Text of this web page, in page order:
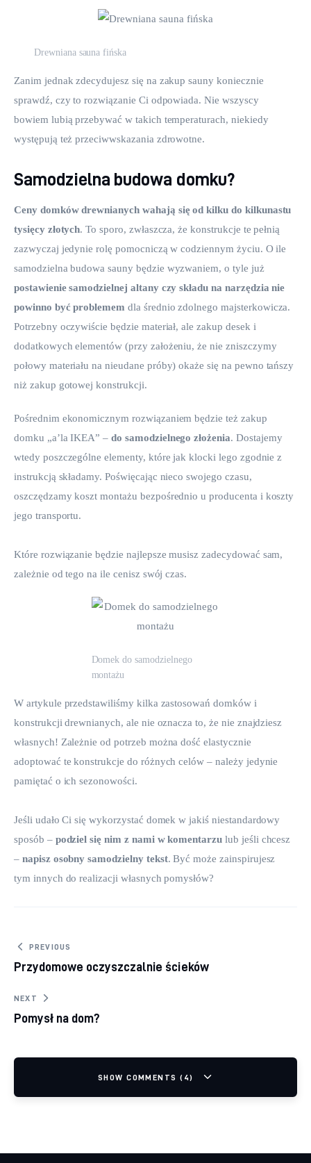
Drewniana sauna fińska
Zanim jednak zdecydujesz się na zakup sauny koniecznie
sprawdź, czy to rozwiązanie Ci odpowiada. Nie wszyscy
bowiem lubią przebywać w takich temperaturach, niekiedy
występują też przeciwwskazania zdrowotne.
Samodzielna budowa domku?
Ceny domków drewnianych wahają się od kilku do kilkunastu
tysięcy złotych. To sporo, zwłaszcza, że konstrukcje te pełnią
zazwyczaj jedynie rolę pomocniczą w codziennym życiu. O ile
samodzielna budowa sauny będzie wyzwaniem, o tyle już
postawienie samodzielnej altany czy składu na narzędzia nie
powinno być problemem dla średnio zdolnego majsterkowicza.
Potrzebny oczywiście będzie materiał, ale zakup desek i
dodatkowych elementów (przy założeniu, że nie zniszczymy
połowy materiału na nieudane próby) okaże się na pewno tańszy
niż zakup gotowej konstrukcji.
Pośrednim ekonomicznym rozwiązaniem będzie też zakup
domku „a’la IKEA” – do samodzielnego złożenia. Dostajemy
wtedy poszczególne elementy, które jak klocki lego zgodnie z
instrukcją składamy. Poświęcając nieco swojego czasu,
oszczędzamy koszt montażu bezpośrednio u producenta i koszty
jego transportu.
Które rozwiązanie będzie najlepsze musisz zadecydować sam,
zależnie od tego na ile cenisz swój czas.
Domek do samodzielnego
montażu
W artykule przedstawiliśmy kilka zastosowań domków i
konstrukcji drewnianych, ale nie oznacza to, że nie znajdziesz
własnych! Zależnie od potrzeb można dość elastycznie
adoptować te konstrukcje do różnych celów – należy jedynie
pamiętać o ich sezonowości.
Jeśli udało Ci się wykorzystać domek w jakiś niestandardowy
sposób – podziel się nim z nami w komentarzu lub jeśli chcesz
– napisz osobny samodzielny tekst. Być może zainspirujesz
tym innych do realizacji własnych pomysłów?
Nawigacja wpisu
PREVIOUS
Przydomowe oczyszczalnie ścieków
NEXT
Pomysł na dom?
SHOW COMMENTS (4)